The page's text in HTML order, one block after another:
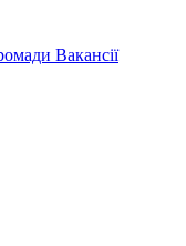
Вакансії